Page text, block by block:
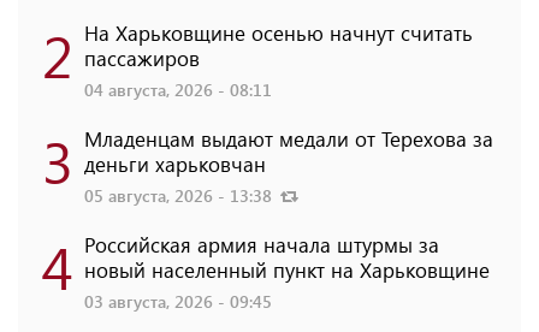
2 На Харьковщине осенью начнут считать
пассажиров
04 августа, 2026 - 08:11
3 Младенцам выдают медали от Терехова за
деньги харьковчан
05 августа, 2026 - 13:38
4 Российская армия начала штурмы за
новый населенный пункт на Харьковщине
03 августа, 2026 - 09:45